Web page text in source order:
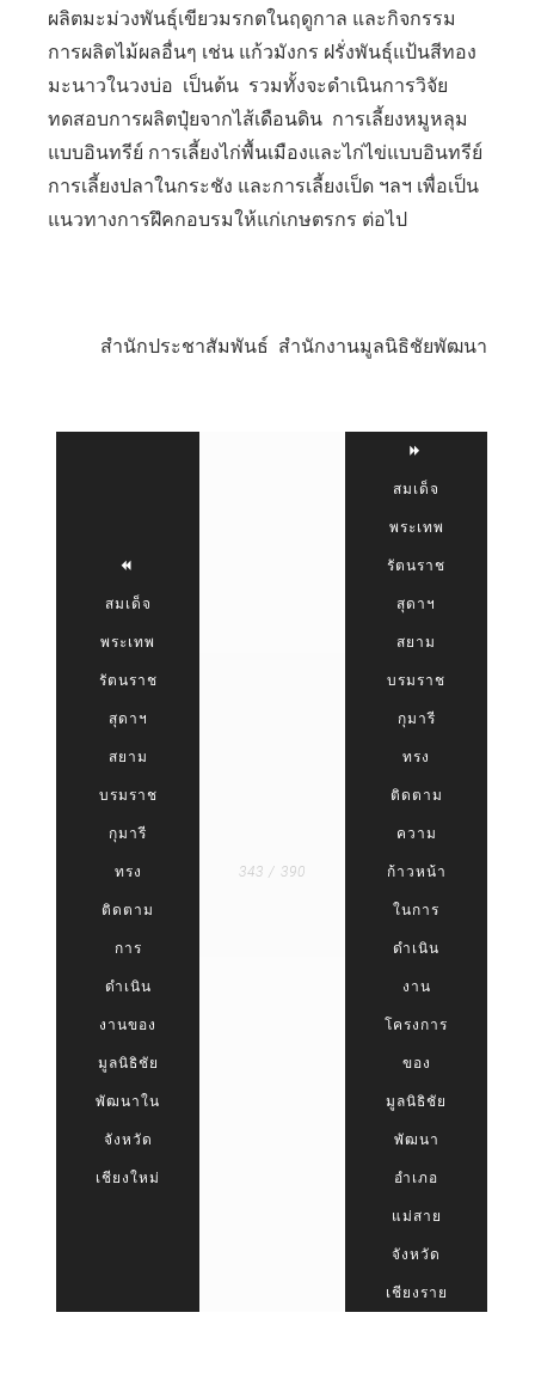
ผลิตมะม่วงพันธุ์เขียวมรกตในฤดูกาล และกิจกรรม
การผลิตไม้ผลอื่นๆ เช่น แก้วมังกร ฝรั่งพันธุ์แป้นสีทอง
มะนาวในวงบ่อ เป็นต้น รวมทั้งจะดำเนินการวิจัย
ทดสอบการผลิตปุ๋ยจากไส้เดือนดิน การเลี้ยงหมูหลุม
แบบอินทรีย์ การเลี้ยงไก่พื้นเมืองและไก่ไข่แบบอินทรีย์
การเลี้ยงปลาในกระชัง และการเลี้ยงเป็ด ฯลฯ เพื่อเป็น
แนวทางการฝึคกอบรมให้แก่เกษตรกร ต่อไป
สำนักประชาสัมพันธ์ สำนักงานมูลนิธิชัยพัฒนา
สมเด็จ
พระเทพ
รัตนราช
สุดาฯ
สยาม
บรมราช
กุมารี
ทรง
ติดตาม
การ
ดำเนิน
งานของ
มูลนิธิชัย
พัฒนาใน
จังหวัด
เชียงใหม่
343 / 390
สมเด็จ
พระเทพ
รัตนราช
สุดาฯ
สยาม
บรมราช
กุมารี
ทรง
ติดตาม
ความ
ก้าวหน้า
ในการ
ดำเนิน
งาน
โครงการ
ของ
มูลนิธิชัย
พัฒนา
อำเภอ
แม่สาย
จังหวัด
เชียงราย